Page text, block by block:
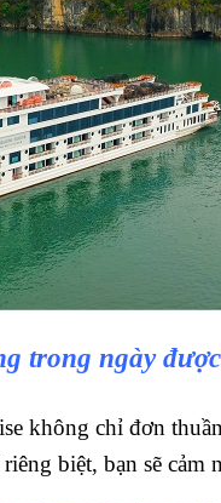
trong ngày
không chỉ đơn
biệt, bạn sẽ cảm